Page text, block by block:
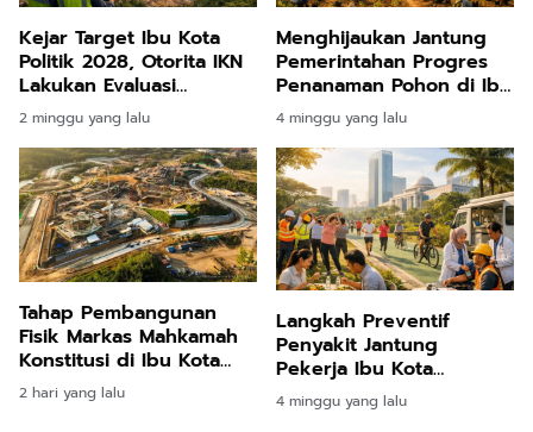
Kejar Target Ibu Kota
Politik 2028, Otorita IKN
Lakukan Evaluasi
Menyeluruh Progres
Pembangunan
2 minggu yang lalu
Menghijaukan Jantung
Pemerintahan Progres
Penanaman Pohon di Ibu
Kota Nusantara Tembus
Delapan Ribu Hektare
Lebih
4 minggu yang lalu
Tahap Pembangunan
Fisik Markas Mahkamah
Konstitusi di Ibu Kota
Nusantara Resmi Dimulai
2 hari yang lalu
Langkah Preventif
Penyakit Jantung
Pekerja Ibu Kota
Nusantara Melalui
Transformasi Gaya Hidup
4 minggu yang lalu